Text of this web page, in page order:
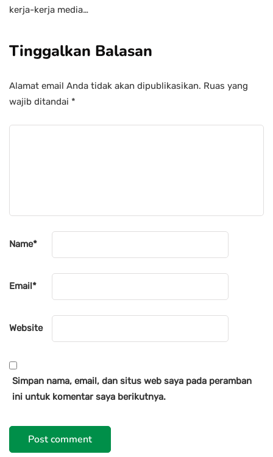
kerja-kerja media…
Tinggalkan Balasan
Alamat email Anda tidak akan dipublikasikan. Ruas yang
wajib ditandai *
Name*
Email*
Website
Simpan nama, email, dan situs web saya pada peramban
ini untuk komentar saya berikutnya.